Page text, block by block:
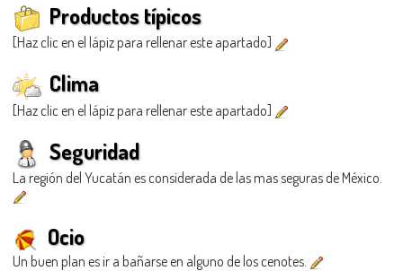
Productos típicos
[Haz clic en el lápiz para rellenar este apartado]
Clima
[Haz clic en el lápiz para rellenar este apartado]
Seguridad
La región del Yucatán es considerada de las mas seguras de México.
Ocio
Un buen plan es ir a bañarse en alguno de los cenotes.